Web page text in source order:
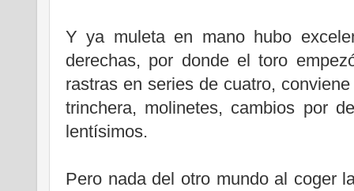
Y ya muleta en mano hubo
derechas, por donde el toro
rastras en series de cuatro,
trinchera, molinetes, cambios por
lentísimos.
Pero nada del otro mundo al coger